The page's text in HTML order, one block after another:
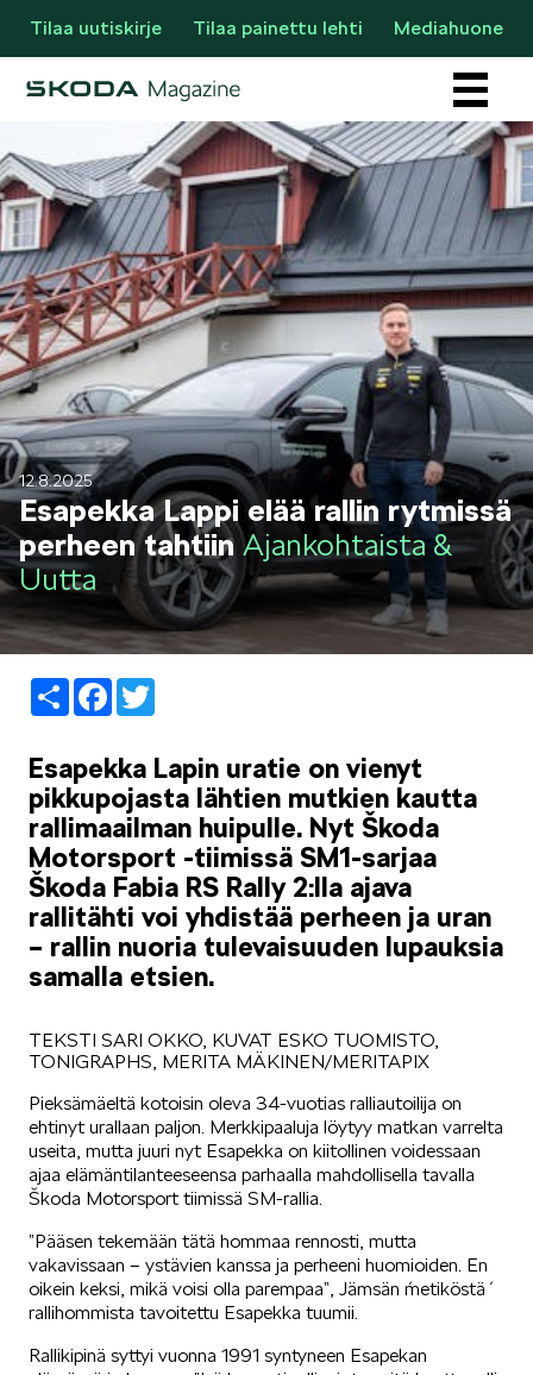
Tilaa uutiskirje Tilaa painettu lehti Mediahuone
Osastot
AJANKOHTAISTA & UUTTA
LIFESTYLE
SIMPLY CLEVER
SÄHKÖAUTOILU
KOEAJOSSA
12.8.2025
Esapekka Lappi elää rallin rytmissä
perheen tahtiinAjankohtaista &
Uutta
ShareFacebook
Esapekka Lapin uratie on vienyt
pikkupojasta lähtien mutkien kautta
rallimaailman huipulle. Nyt Škoda
Motorsport -tiimissä SM1-sarjaa
Škoda Fabia RS Rally 2:lla ajava
rallitähti voi yhdistää perheen ja uran
– rallin nuoria tulevaisuuden lupauksia
samalla etsien.
TEKSTI SARI OKKO, KUVAT ESKO TUOMISTO,
TONIGRAPHS, MERITA MÄKINEN/MERITAPIX
Pieksämäeltä kotoisin oleva 34-vuotias ralliautoilija on
ehtinyt urallaan paljon. Merkkipaaluja löytyy matkan varrelta
useita, mutta juuri nyt Esapekka on kiitollinen voidessaan
ajaa elämäntilanteeseensa parhaalla mahdollisella tavalla
Škoda Motorsport tiimissä SM-rallia.
”Pääsen tekemään tätä hommaa rennosti, mutta
vakavissaan – ystävien kanssa ja perheeni huomioiden. En
oikein keksi, mikä voisi olla parempaa”, Jämsän ´metiköstä´
rallihommista tavoitettu Esapekka tuumii.
Rallikipinä syttyi vuonna 1991 syntyneen Esapekan